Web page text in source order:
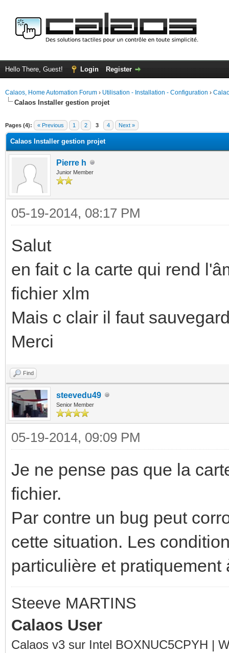
Hello There, Guest! Login Register
Calaos, Home Automation Forum › Utilisation - Installation - Configuration ›
Calaos Installer gestion projet
Pages (4): « Previous 1 2 3 4 Next »
Calaos Installer gestion projet
Pierre h
Junior Member
05-19-2014, 08:17 PM
Salut
en fait c la carte qui rend
fichier xlm
Mais c clair il faut
Merci
Find
steevedu49
Senior Member
05-19-2014, 09:09 PM
Je ne pense pas que la
fichier.
Par contre un bug peut
cette situation. Les
particulière et
Steeve MARTINS
Calaos User
Calaos v3 sur Intel BOXNUC5CPYH |